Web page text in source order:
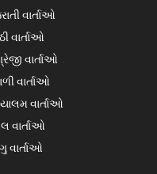
વાર્તાઓ
વાર્તાઓ
વાર્તાઓ
વાર્તાઓ
વાર્તાઓ
વાર્તાઓ
વાર્તાઓ